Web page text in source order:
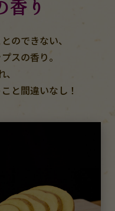
香り
のできない、
スの香り。
と間違いなし！